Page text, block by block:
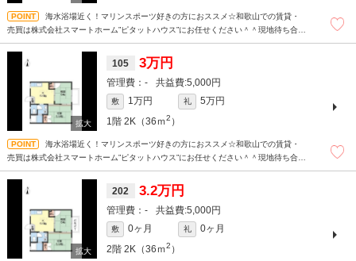
海水浴場近く！マリンスポーツ好きの方におススメ☆和歌山での賃貸・
売買は株式会社スマートホーム”ピタットハウス”にお任せください＾＾現地待ち合わ
105 3万円
- 5,000円
敷 1万円 礼
5万円
1階 2K（36ｍ2 ）
海水浴場近く！マリンスポーツ好きの方におススメ☆和歌山での賃貸・
売買は株式会社スマートホーム”ピタットハウス”にお任せください＾＾現地待ち合わ
202 3.2万円
- 5,000円
敷 0ヶ月 礼
0ヶ月
2階 2K（36ｍ2 ）